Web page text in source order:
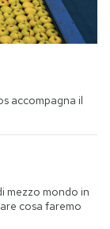
accompagna il
mezzo mondo in
cosa faremo